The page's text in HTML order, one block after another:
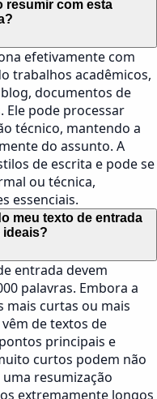
resumir com esta
efetivamente com
trabalhos acadêmicos,
documentos de
Ele pode processar
técnico, mantendo a
do assunto. A
de escrita e pode se
ou técnica,
essenciais.
meu texto de entrada
ideais?
entrada devem
palavras. Embora a
mais curtas ou mais
de textos de
principais e
curtos podem não
resumização
extremamente longos